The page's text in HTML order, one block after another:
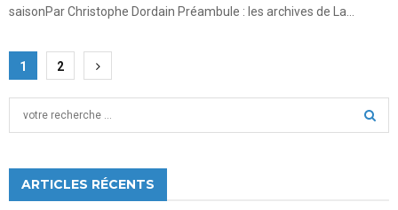
saisonPar Christophe Dordain Préambule : les archives de La...
Pagination
des
publications
1 2
h
ARTICLES RÉCENTS